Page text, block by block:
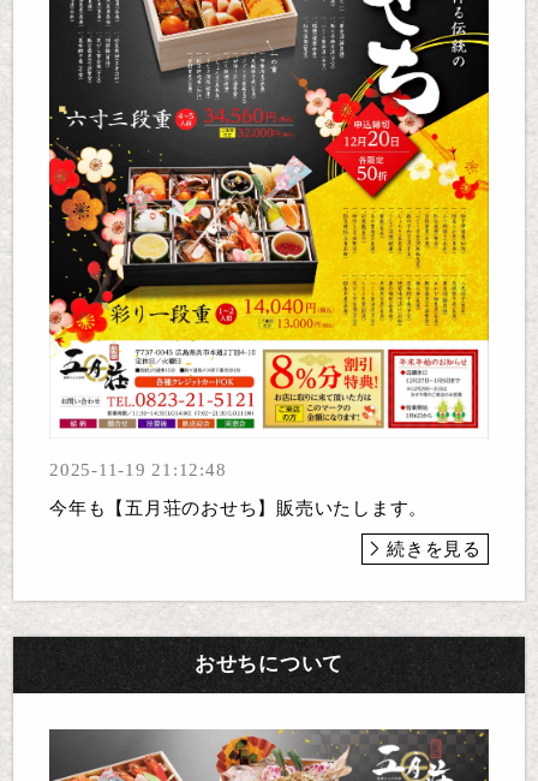
2025-11-19 21:12:48
今年も【五月荘のおせち】販売いたします。
続きを見る
おせちについて